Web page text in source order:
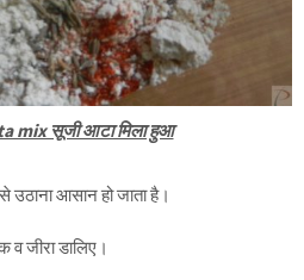
mix सूजी आटा मिला हुआ
आसान हो जाता है।
जीरा डालिए।